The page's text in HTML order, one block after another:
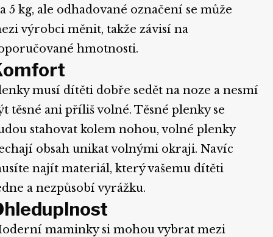
5 kg, ale odhadované označení se může
výrobci měnit, takže závisí na
hmotnosti.
musí dítěti dobře sedět na noze a nesmí
těsné ani příliš volné. Těsné plenky se
stahovat kolem nohou, volné plenky
obsah unikat volnými okraji. Navíc
najít materiál, který vašemu dítěti
a nezpůsobí vyrážku.
maminky si mohou vybrat mezi